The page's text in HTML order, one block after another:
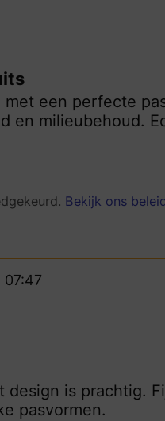
een perfecte
en milieubehoud.
Bekijk ons
07:47
is prachtig.
pasvormen.